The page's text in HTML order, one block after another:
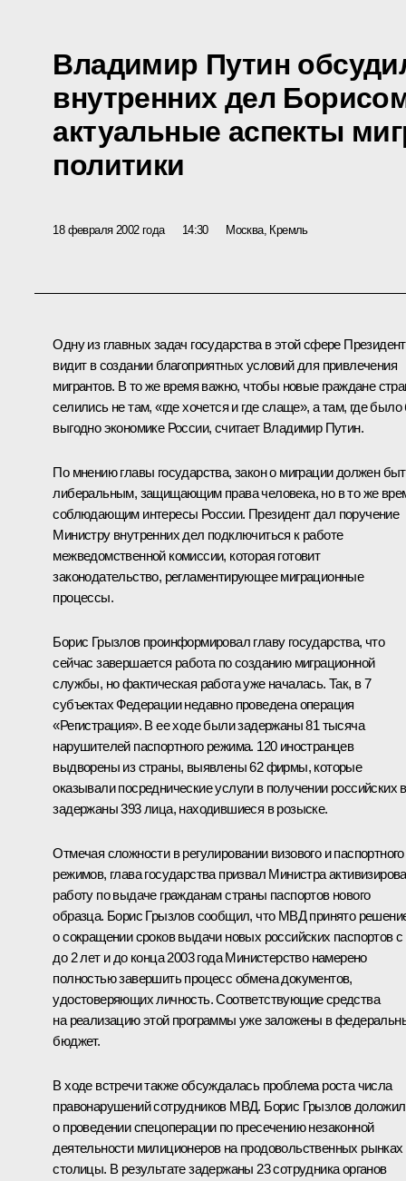
Владимир Путин
внутренних дел
актуальные аспекты
политики
18 февраля 2002 года 14:30 Москва, Кремль
Одну из главных задач государства в этой сфере Президент
видит в создании благоприятных условий для привлечения
мигрантов. В то же время важно, чтобы новые граждане
селились не там, «где хочется и где слаще», а там, где
выгодно экономике России, считает Владимир Путин.
По мнению главы государства, закон о миграции должен
либеральным, защищающим права человека, но в то же
соблюдающим интересы России. Президент дал поручение
Министру внутренних дел подключиться к работе
межведомственной комиссии, которая готовит
законодательство, регламентирующее миграционные
процессы.
Борис Грызлов проинформировал главу государства, что
сейчас завершается работа по созданию миграционной
службы, но фактическая работа уже началась. Так, в 7
субъектах Федерации недавно проведена операция
«Регистрация». В ее ходе были задержаны 81 тысяча
нарушителей паспортного режима. 120 иностранцев
выдворены из страны, выявлены 62 фирмы, которые
оказывали посреднические услуги в получении российских
задержаны 393 лица, находившиеся в розыске.
Отмечая сложности в регулировании визового и паспортного
режимов, глава государства призвал Министра
работу по выдаче гражданам страны паспортов нового
образца. Борис Грызлов сообщил, что МВД принято
о сокращении сроков выдачи новых российских паспортов с
до 2 лет и до конца 2003 года Министерство намерено
полностью завершить процесс обмена документов,
удостоверяющих личность. Соответствующие средства
на реализацию этой программы уже заложены в
бюджет.
В ходе встречи также обсуждалась проблема роста числа
правонарушений сотрудников МВД. Борис Грызлов доложил
о проведении спецоперации по пресечению незаконной
деятельности милиционеров на продовольственных рынках
столицы. В результате задержаны 23 сотрудника органов